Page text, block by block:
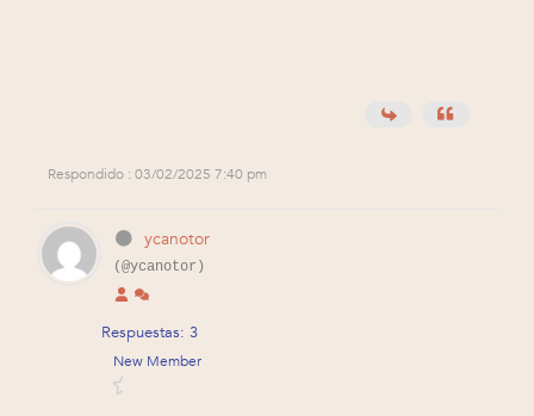
Respondido : 03/02/2025 7:40 pm
ycanotor
(@ycanotor)
Respuestas: 3
New Member